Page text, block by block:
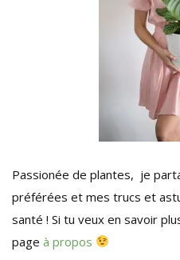
Passionée de plantes, je
préférées et mes trucs et
santé ! Si tu veux en savoir
page à propos